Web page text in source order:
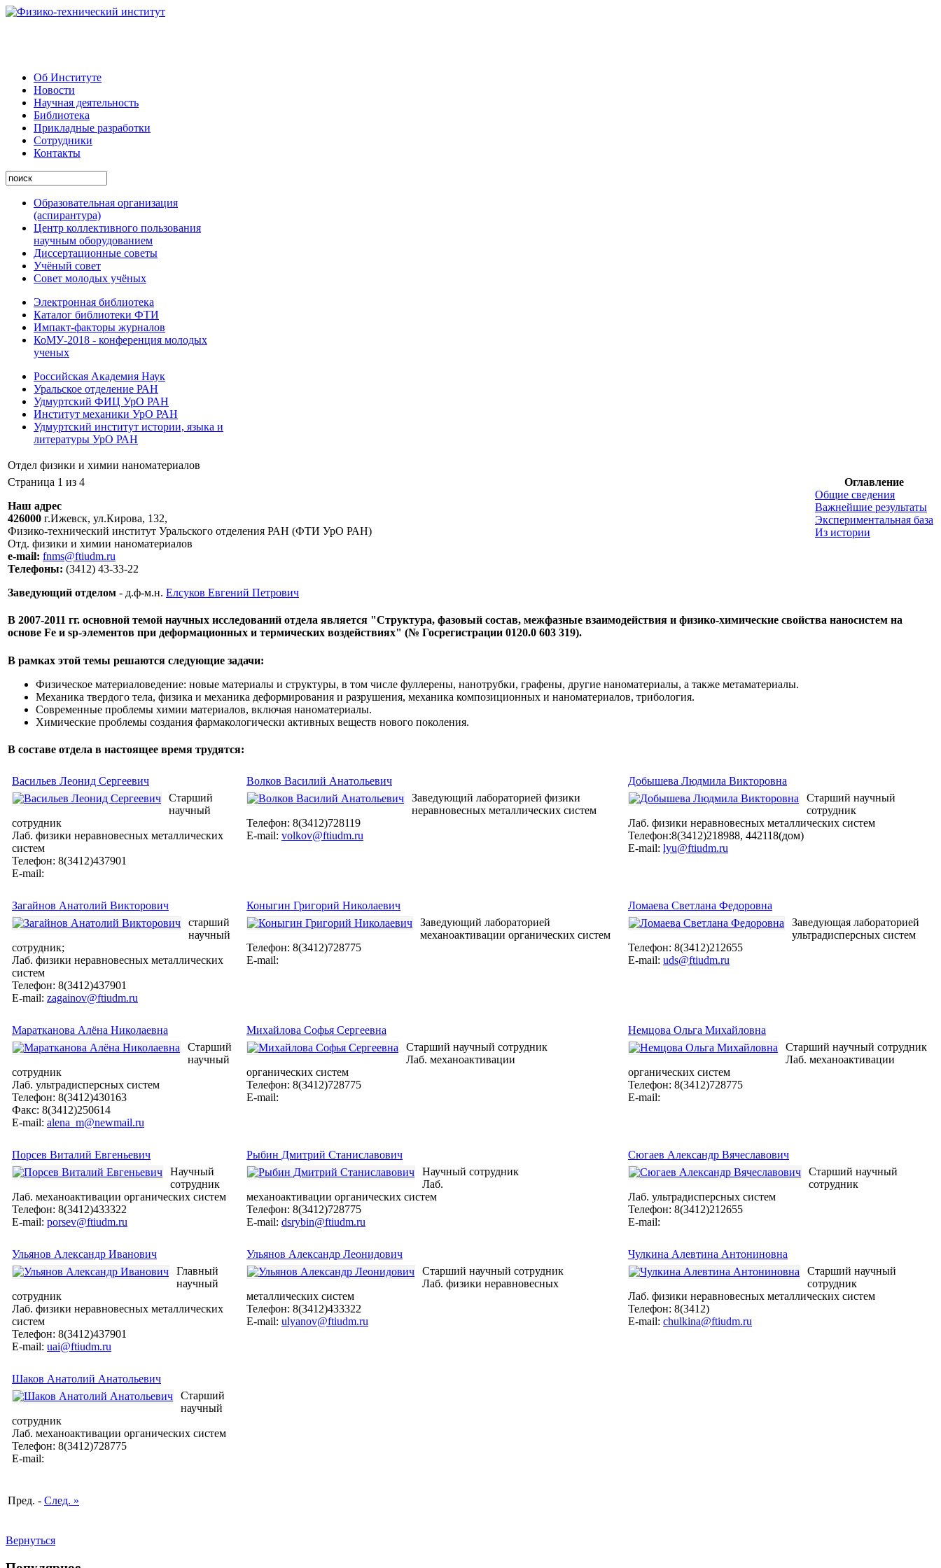
Об Институте
Новости
Научная деятельность
Библиотека
Прикладные разработки
Сотрудники
Контакты
Образовательная организация
(аспирантура)
Центр коллективного пользования
научным оборудованием
Диссертационные советы
Учёный совет
Совет молодых учёных
Электронная библиотека
Каталог библиотеки ФТИ
Импакт-факторы журналов
КоМУ-2018 - конференция молодых
ученых
Российская Академия Наук
Уральское отделение РАН
Удмуртский ФИЦ УрО РАН
Институт механики УрО РАН
Удмуртский институт истории, языка и
литературы УрО РАН
Отдел физики и химии наноматериалов
Оглавление
Общие сведения
Важнейшие результаты
Экспериментальная база
Из истории
Страница 1 из 4
Наш адрес
426000 г.Ижевск, ул.Кирова, 132,
Физико-технический институт Уральского отделения РАН (ФТИ УрО РАН)
Отд. физики и химии наноматериалов
e-mail: fnms@ftiudm.ru
Телефоны: (3412) 43-33-22
Заведующий отделом - д.ф-м.н. Елсуков Евгений Петрович
В 2007-2011 гг. основной темой научных исследований отдела является "Структура, фазовый состав, межфазные взаимодействия и физико-химические свойства наносистем на
основе Fe и sp-элементов при деформационных и термических воздействиях" (№ Госрегистрации 0120.0 603 319).
В рамках этой темы решаются следующие задачи:
Физическое материаловедение: новые материалы и структуры, в том числе фуллерены, нанотрубки, графены, другие наноматериалы, а также метаматериалы.
Механика твердого тела, физика и механика деформирования и разрушения, механика композиционных и наноматериалов, трибология.
Современные проблемы химии материалов, включая наноматериалы.
Химические проблемы создания фармакологически активных веществ нового поколения.
В составе отдела в настоящее время трудятся:
Васильев Леонид Сергеевич
Cтарший
научный
сотрудник
Лаб. физики неравновесных металлических
систем
Телефон: 8(3412)437901
E-mail:
Волков Василий Анатольевич
Заведующий лабораторией физики
неравновесных металлических систем
Телефон: 8(3412)728119
E-mail: volkov@ftiudm.ru
Добышева Людмила Викторовна
Старший научный
сотрудник
Лаб. физики неравновесных металлических систем
Телефон:8(3412)218988, 442118(дом)
E-mail: lyu@ftiudm.ru
Загайнов Анатолий Викторович
старший
научный
сотрудник;
Лаб. физики неравновесных металлических
систем
Телефон: 8(3412)437901
E-mail: zagainov@ftiudm.ru
Коныгин Григорий Николаевич
Заведующий лабораторией
механоактивации органических систем
Телефон: 8(3412)728775
E-mail:
Ломаева Светлана Федоровна
Заведующая лабораторией
ультрадисперсных систем
Телефон: 8(3412)212655
E-mail: uds@ftiudm.ru
Маратканова Алёна Николаевна
Старший
научный
сотрудник
Лаб. ультрадисперсных систем
Телефон: 8(3412)430163
Факс: 8(3412)250614
E-mail: alena_m@newmail.ru
Михайлова Софья Сергеевна
Старший научный сотрудник
Лаб. механоактивации
органических систем
Телефон: 8(3412)728775
E-mail:
Немцова Ольга Михайловна
Старший научный сотрудник
Лаб. механоактивации
органических систем
Телефон: 8(3412)728775
E-mail:
Порсев Виталий Евгеньевич
Научный
сотрудник
Лаб. механоактивации органических систем
Телефон: 8(3412)433322
E-mail: porsev@ftiudm.ru
Рыбин Дмитрий Станиславович
Научный сотрудник
Лаб.
механоактивации органических систем
Телефон: 8(3412)728775
E-mail: dsrybin@ftiudm.ru
Сюгаев Александр Вячеславович
Старший научный
сотрудник
Лаб. ультрадисперсных систем
Телефон: 8(3412)212655
E-mail:
Ульянов Александр Иванович
Главный
научный
сотрудник
Лаб. физики неравновесных металлических
систем
Телефон: 8(3412)437901
E-mail: uai@ftiudm.ru
Ульянов Александр Леонидович
Старший научный сотрудник
Лаб. физики неравновесных
металлических систем
Телефон: 8(3412)433322
E-mail: ulyanov@ftiudm.ru
Чулкина Алевтина Антониновна
Старший научный
сотрудник
Лаб. физики неравновесных металлических систем
Телефон: 8(3412)
E-mail: chulkina@ftiudm.ru
Шаков Анатолий Анатольевич
Старший
научный
сотрудник
Лаб. механоактивации органических систем
Телефон: 8(3412)728775
E-mail:
Пред. - След. »
Вернуться